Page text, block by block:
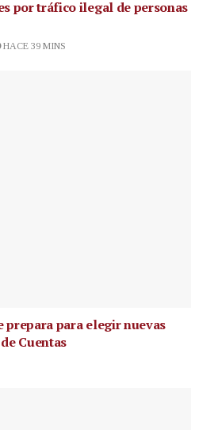
por tráfico ilegal de personas
HACE 39 MINS
prepara para elegir nuevas
Cuentas